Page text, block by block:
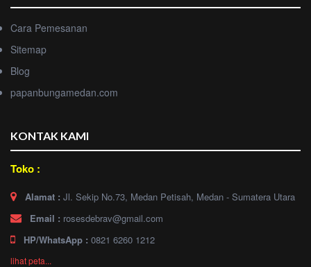
Cara Pemesanan
Sitemap
Blog
papanbungamedan.com
KONTAK KAMI
Toko :
Alamat : Jl. Sekip No.73, Medan Petisah, Medan - Sumatera Utara
Email : rosesdebrav@gmail.com
HP/WhatsApp : 0821 6260 1212
lihat peta...